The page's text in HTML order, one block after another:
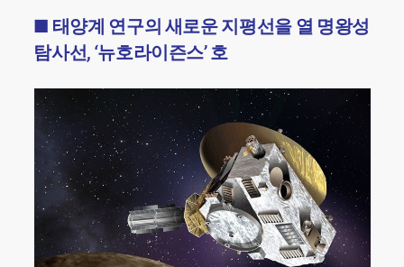
■ 태양계 연구의 새로운 지평선을 열 명왕성
탐사선, ‘뉴호라이즌스’ 호